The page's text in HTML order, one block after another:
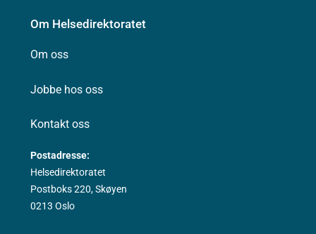
Om Helsedirektoratet
Om oss
Jobbe hos oss
Kontakt oss
Postadresse:
Helsedirektoratet
Postboks 220, Skøyen
0213 Oslo